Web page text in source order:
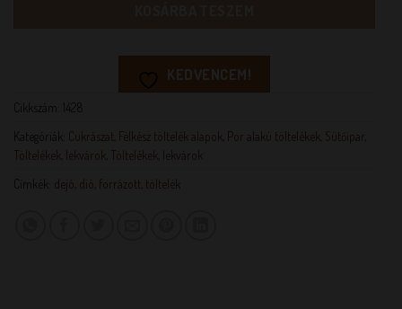
KEDVENCEM!
Cikkszám:
1428
Kategóriák: Cukrászat Félkész töltelék alapok Por alakú töltelékek Sütőipar
Töltelékek, lekvárok Töltelékek, lekvárok
Címkék: dejó dió forrázott töltelék